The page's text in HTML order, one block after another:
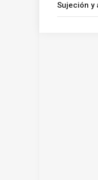
Sujeción y